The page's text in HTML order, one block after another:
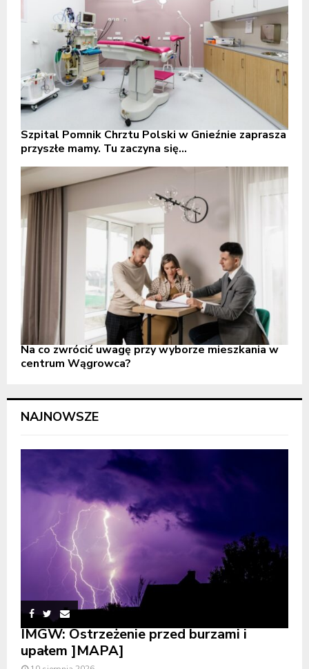
Szpital Pomnik Chrztu Polski w Gnieźnie zaprasza
przyszłe mamy. Tu zaczyna się...
Na co zwrócić uwagę przy wyborze mieszkania w
centrum Wągrowca?
NAJNOWSZE
IMGW: Ostrzeżenie przed burzami i
upałem ]MAPA]